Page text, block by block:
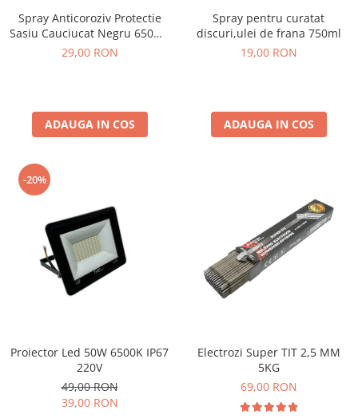
Spray Anticoroziv Protectie
Sasiu Cauciucat Negru 650ml,
Insonorizant Auto
29,00 RON
ADAUGA IN COS
Spray pentru curatat
discuri,ulei de frana 750ml
19,00 RON
ADAUGA IN COS
-20%
Proiector Led 50W 6500K IP67
220V
49,00 RON
39,00 RON
Electrozi Super TIT 2,5 MM
5KG
69,00 RON